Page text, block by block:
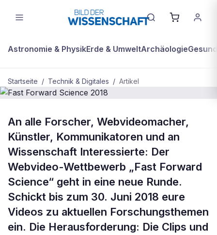
Astronomie & PhysikErde & UmweltArchäologie
Startseite / Technik & Digitales / Artikel
Fast Forward Science 2018
An alle Forscher, Webvideomacher,
Künstler, Kommunikatoren und an
Wissenschaft Interessierte: Der
Webvideo-Wettbewerb „Fast Forward
Science“ geht in eine neue Runde.
Schickt bis zum 30. Juni 2018 eure
Videos zu aktuellen Forschungsthemen
ein. Die Herausforderung: Die Clips und